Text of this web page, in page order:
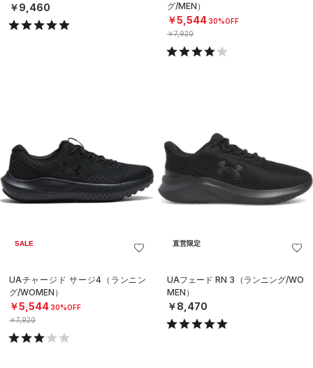
￥9,460
グ/MEN）
￥5,54430%OFF
￥7,920
SALE
UAチャージド サージ4（ランニン
グ/WOMEN）
￥5,54430%OFF
￥7,920
直営限定
UAフェード RN 3（ランニング/WO
MEN）
￥8,470